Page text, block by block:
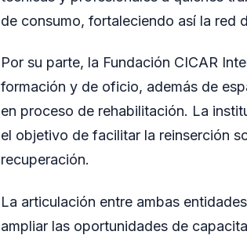
de consumo, fortaleciendo así la red
Por su parte, la Fundación CICAR
formación y de oficio, además de
en proceso de rehabilitación. La
el objetivo de facilitar la reinserción
recuperación.
La articulación entre ambas
ampliar las oportunidades de